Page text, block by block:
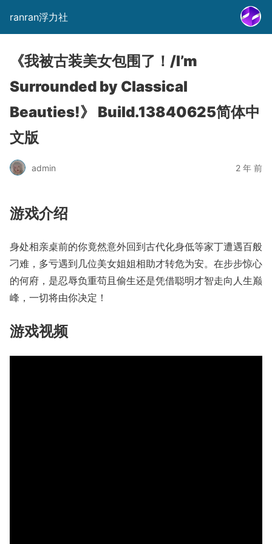
ranran浮力社
《我被古装美女包围了！/I’m
Surrounded by Classical
Beauties!》 Build.13840625简体中
文版
admin 2 年 前
游戏介绍
身处相亲桌前的你竟然意外回到古代化身低等家丁遭遇百般
刁难，多亏遇到几位美女姐姐相助才转危为安。在步步惊心
的何府，是忍辱负重苟且偷生还是凭借聪明才智走向人生巅
峰，一切将由你决定！
游戏视频